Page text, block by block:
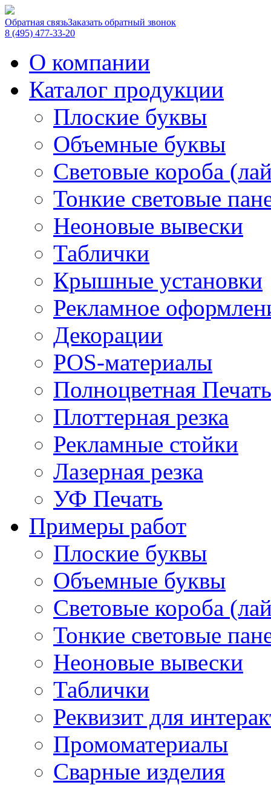
Обратная связьЗаказать обратный звонок
8 (495) 477-33-20
О компании
Каталог продукции
Плоские буквы
Объемные буквы
Световые короба
Тонкие световые
Неоновые вывески
Таблички
Крышные установки
Рекламное
Декорации
POS-материалы
Полноцветная Печать
Плоттерная резка
Рекламные стойки
Лазерная резка
УФ Печать
Примеры работ
Плоские буквы
Объемные буквы
Световые короба
Тонкие световые
Неоновые вывески
Таблички
Реквизит для
Промоматериалы
Сварные изделия